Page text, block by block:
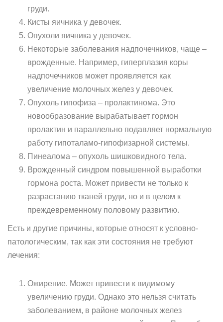
груди.
Кисты яичника у девочек.
Опухоли яичника у девочек.
Некоторые заболевания надпочечников, чаще –
врожденные. Например, гиперплазия коры
надпочечников может проявляется как
увеличение молочных желез у девочек.
Опухоль гипофиза – пролактинома. Это
новообразование вырабатывает гормон
пролактин и параллельно подавляет нормальную
работу гипоталамо-гипофизарной системы.
Пинеалома – опухоль шишковидного тела.
Врожденный синдром повышенной выработки
гормона роста. Может привести не только к
разрастанию тканей груди, но и в целом к
преждевременному половому развитию.
Есть и другие причины, которые относят к условно-
патологическим, так как эти состояния не требуют
лечения:
Ожирение. Может привести к видимому
увеличению груди. Однако это нельзя считать
заболеванием, в районе молочных желез